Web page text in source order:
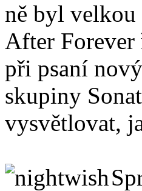
ně byl velkou
After Forever
při psaní
skupiny
vysvětlovat,